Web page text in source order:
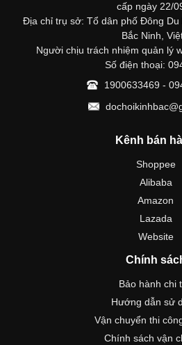
cấp ngày 22/
Địa chỉ trụ sở: Tổ dân phố Đông
Bắc Ninh,
Người chịu trách nhiệm quản lý
Số điện thoại:
1900633469 -
Kênh bán
Shoppee
Alibaba
Amazon
Lazada
Website
Chính
Bảo hành chi
Hướng dẫn sử
Vận chuyển thi
Chính sách vận